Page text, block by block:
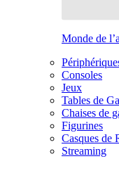
Monde de
Consoles
Jeux
Tables de
Chaises de
Figurines
Casques de
Streaming